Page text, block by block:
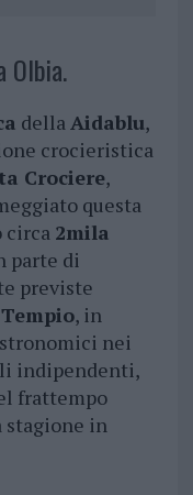
Olbia.
dellaAidablu,
crocieristica
Crociere,
questa
circa 2mila
parte di
previste
Tempio, in
nei
indipendenti,
frattempo
in